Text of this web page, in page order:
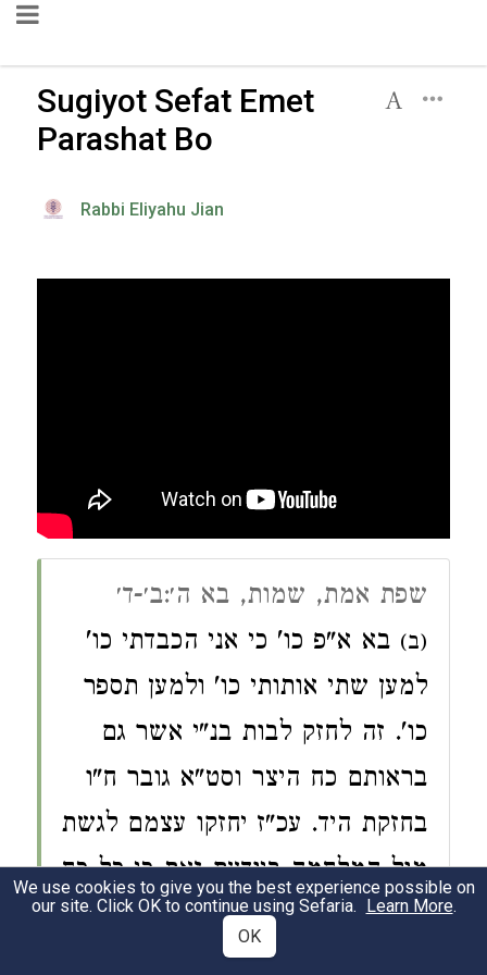
Sugiyot Sefat Emet
Parashat Bo
Rabbi Eliyahu Jian
שפת אמת, שמות, בא ה׳:ב׳-ד׳
(ב) בא א"פ כו' כי אני הכבדתי כו'
למען שתי אותותי כו' ולמען תספר
כו'. זה לחזק לבות בנ"י אשר גם
בראותם כח היצר וסט"א גובר ח"ו
בחזקת היד. עכ"ז יחזקו עצמם לגשת
מול המלחמה ביודעם זאת כי כל כח
הסט"א ג"כ רק בהשגחת הבורא וזה
אומרו כי אני הכבדתי ובאמת זה
We use cookies to give you the best experience possible on
our site. Click OK to continue using Sefaria. Learn More.
OK